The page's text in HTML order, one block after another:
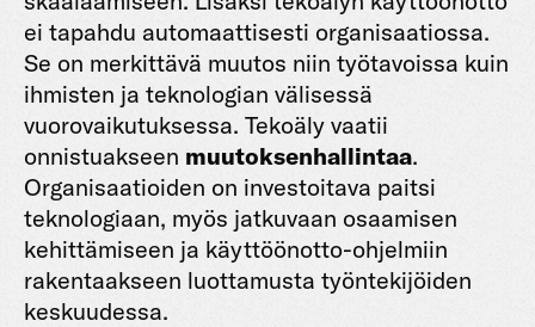
ei tapahdu automaattisesti organisaatiossa.
Se on merkittävä muutos niin työtavoissa kuin
ihmisten ja teknologian välisessä
vuorovaikutuksessa. Tekoäly vaatii
onnistuakseen muutoksenhallintaa.
Organisaatioiden on investoitava paitsi
teknologiaan, myös jatkuvaan osaamisen
kehittämiseen ja käyttöönotto-ohjelmiin
rakentaakseen luottamusta työntekijöiden
keskuudessa.